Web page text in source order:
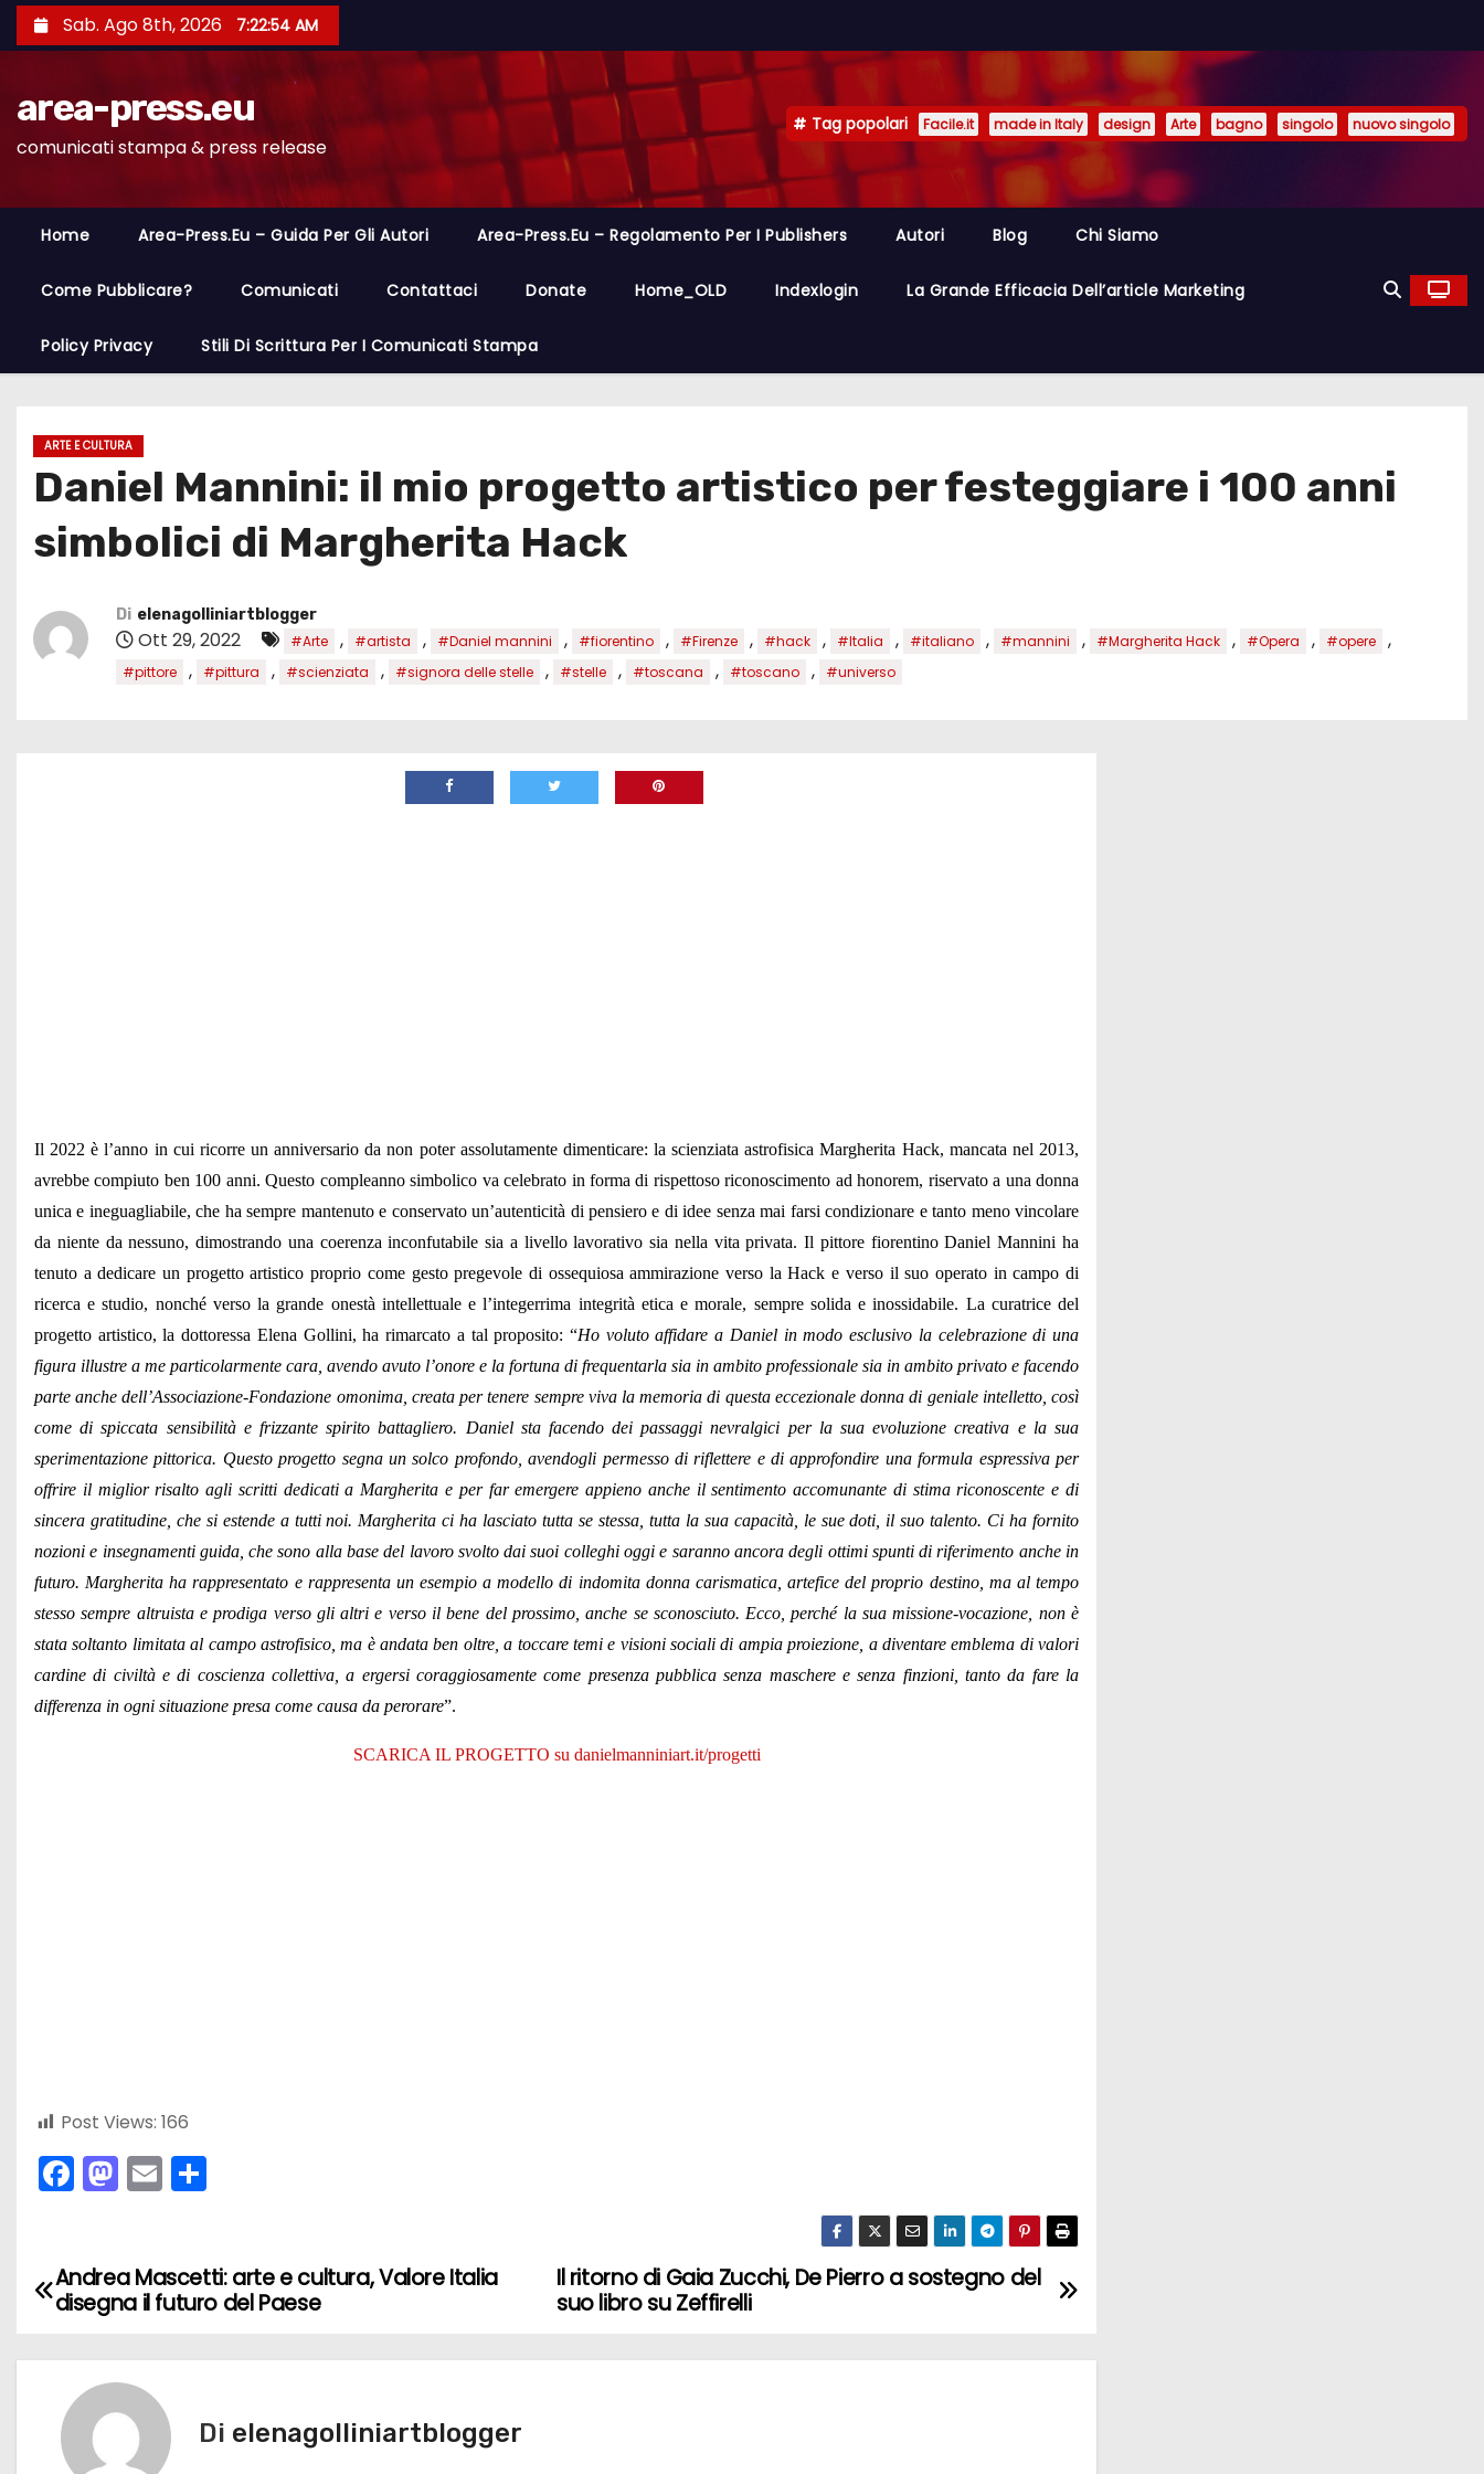
a
Sab. Ago 8th, 2026 7:22:55 AM
area-press.eu
comunicati stampa & press release
Tag popolari Facile.it made in Italy design Arte bagno singolo nuovo singolo
Home Area-Press.eu – Guida Per Gli Autori Area-Press.eu – Regolamento Per I Publishers Autori Blog Chi Siamo
Come Pubblicare? Comunicati Contattaci Donate Home_OLD Indexlogin La Grande Efficacia Dell’article Marketing
Policy Privacy Stili Di Scrittura Per I Comunicati Stampa
ARTE E CULTURA
Daniel Mannini: il mio progetto artistico per festeggiare i 100 anni
simbolici di Margherita Hack
Di elenagolliniartblogger
Ott 29, 2022 #Arte , #artista , #Daniel mannini , #fiorentino , #Firenze , #hack , #Italia , #italiano , #mannini , #Margherita Hack , #Opera , #opere ,
#pittore , #pittura , #scienziata , #signora delle stelle , #stelle , #toscana , #toscano , #universo
Il 2022 è l’anno in cui ricorre un anniversario da non poter assolutamente dimenticare: la scienziata astrofisica Margherita Hack, mancata nel 2013,
avrebbe compiuto ben 100 anni. Questo compleanno simbolico va celebrato in forma di rispettoso riconoscimento ad honorem, riservato a una donna
unica e ineguagliabile, che ha sempre mantenuto e conservato un’autenticità di pensiero e di idee senza mai farsi condizionare e tanto meno vincolare
da niente da nessuno, dimostrando una coerenza inconfutabile sia a livello lavorativo sia nella vita privata. Il pittore fiorentino Daniel Mannini ha
tenuto a dedicare un progetto artistico proprio come gesto pregevole di ossequiosa ammirazione verso la Hack e verso il suo operato in campo di
ricerca e studio, nonché verso la grande onestà intellettuale e l’integerrima integrità etica e morale, sempre solida e inossidabile. La curatrice del
progetto artistico, la dottoressa Elena Gollini, ha rimarcato a tal proposito: “Ho voluto affidare a Daniel in modo esclusivo la celebrazione di una
figura illustre a me particolarmente cara, avendo avuto l’onore e la fortuna di frequentarla sia in ambito professionale sia in ambito privato e facendo
parte anche dell’Associazione-Fondazione omonima, creata per tenere sempre viva la memoria di questa eccezionale donna di geniale intelletto, così
come di spiccata sensibilità e frizzante spirito battagliero. Daniel sta facendo dei passaggi nevralgici per la sua evoluzione creativa e la sua
sperimentazione pittorica. Questo progetto segna un solco profondo, avendogli permesso di riflettere e di approfondire una formula espressiva per
offrire il miglior risalto agli scritti dedicati a Margherita e per far emergere appieno anche il sentimento accomunante di stima riconoscente e di
sincera gratitudine, che si estende a tutti noi. Margherita ci ha lasciato tutta se stessa, tutta la sua capacità, le sue doti, il suo talento. Ci ha fornito
nozioni e insegnamenti guida, che sono alla base del lavoro svolto dai suoi colleghi oggi e saranno ancora degli ottimi spunti di riferimento anche in
futuro. Margherita ha rappresentato e rappresenta un esempio a modello di indomita donna carismatica, artefice del proprio destino, ma al tempo
stesso sempre altruista e prodiga verso gli altri e verso il bene del prossimo, anche se sconosciuto. Ecco, perché la sua missione-vocazione, non è
stata soltanto limitata al campo astrofisico, ma è andata ben oltre, a toccare temi e visioni sociali di ampia proiezione, a diventare emblema di valori
cardine di civiltà e di coscienza collettiva, a ergersi coraggiosamente come presenza pubblica senza maschere e senza finzioni, tanto da fare la
differenza in ogni situazione presa come causa da perorare”.
SCARICA IL PROGETTO su danielmanniniart.it/progetti
Post Views: 166
F
a
e
b
o
o
M
a
o
d
o
n
E
m
l di
vi
di
N
Il ritorno di Gaia Zucchi, De Pierro a sostegno del
suo libro su Zeffirelli
Andrea Mascetti: arte e cultura, Valore Italia
disegna il futuro del Paese
Di elenagolliniartblogger